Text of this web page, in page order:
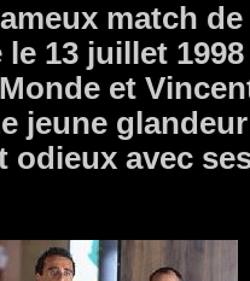
match
13 juillet
et
jeune
odieux avec